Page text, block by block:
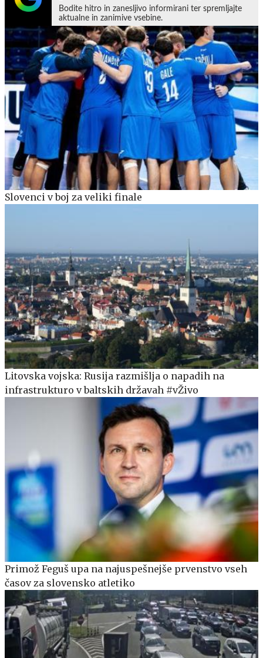
Bodite hitro in zanesljivo informirani ter spremljajte
aktualne in zanimive vsebine.
Slovenci v boj za veliki finale
Litovska vojska: Rusija razmišlja o napadih na
infrastrukturo v baltskih državah #vŽivo
Primož Feguš upa na najuspešnejše prvenstvo vseh
časov za slovensko atletiko